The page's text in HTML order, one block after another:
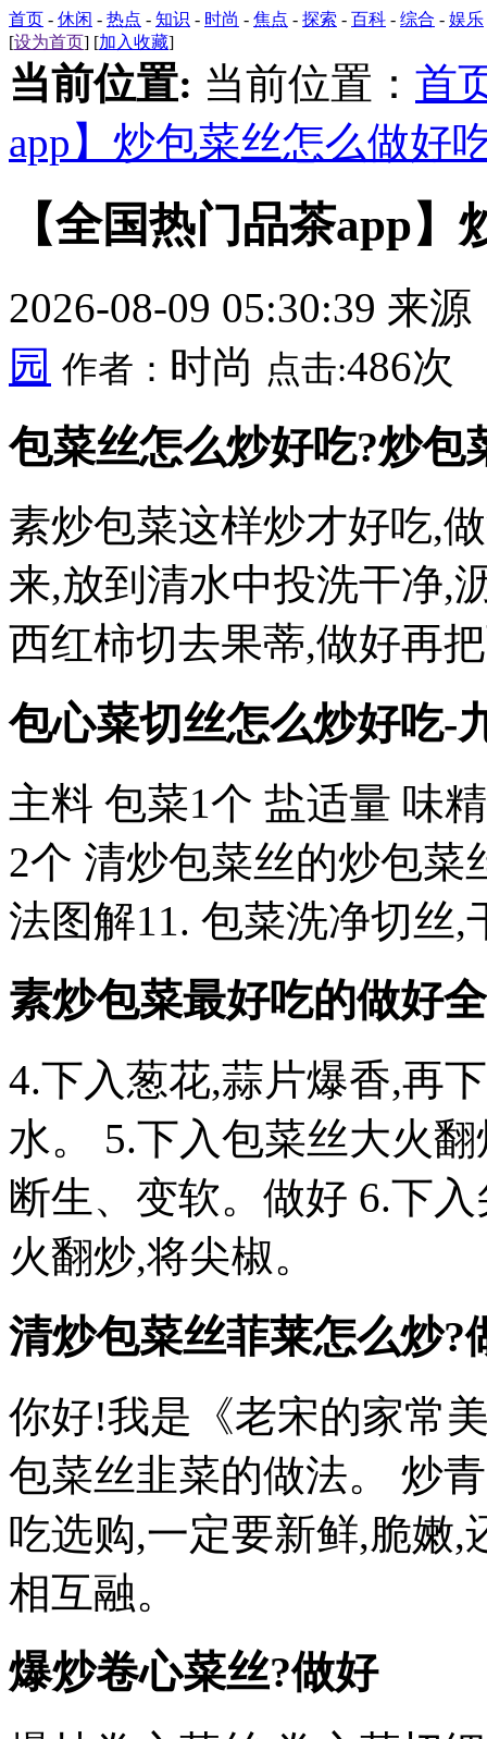
首页 - 休闲 - 热点 - 知识 - 时尚 - 焦点 - 探索 - 百科 - 综合 - 娱乐
[设为首页] [加入收藏]
当前位置: 当前位置： 首
app】炒包菜丝怎么做好
【全国热门品茶app
2026-08-09 05:30:39 来源
园 作者： 时尚 点击:486次
包菜丝怎么炒好吃?炒包
素炒包菜这样炒才好吃,
来,放到清水中投洗干净,
西红柿切去果蒂,做好再
包心菜切丝怎么炒好吃-
主料 包菜1个 盐适量 味
2个 清炒包菜丝的炒包菜
法图解11. 包菜洗净切丝
素炒包菜最好吃的做好
4.下入葱花,蒜片爆香,再
水。 5.下入包菜丝大火
断生、变软。做好 6.下
火翻炒,将尖椒。
清炒包菜丝菲莱怎么炒?
你好!我是《老宋的家常
包菜丝韭菜的做法。 炒
吃选购,一定要新鲜,脆嫩
相互融。
爆炒卷心菜丝?做好